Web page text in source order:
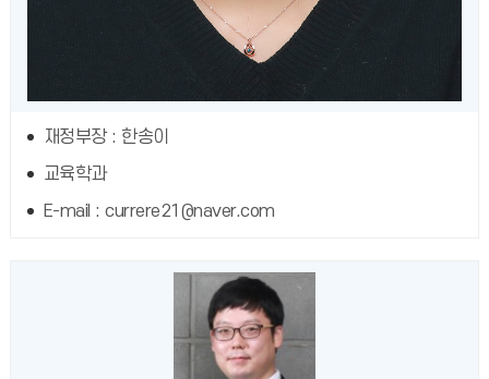
재정부장 : 한송이
교육학과
E-mail : currere21@naver.com